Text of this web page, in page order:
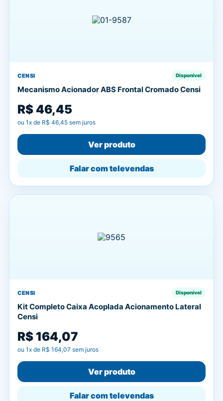
CENSI Disponível
Mecanismo Acionador ABS Frontal Cromado Censi
R$ 46,45
ou 1x de R$ 46,45 sem juros
Ver produto
Falar com televendas
CENSI Disponível
Kit Completo Caixa Acoplada Acionamento Lateral
Censi
R$ 164,07
ou 1x de R$ 164,07 sem juros
Ver produto
Falar com televendas